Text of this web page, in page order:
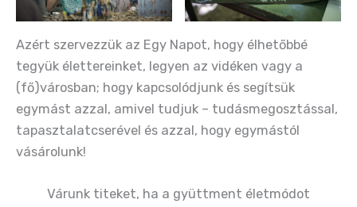
Azért szervezzük az Egy Napot, hogy élhetőbbé
tegyük élettereinket, legyen az vidéken vagy a
(fő)városban; hogy kapcsolódjunk és segítsük
egymást azzal, amivel tudjuk – tudásmegosztással,
tapasztalatcserével és azzal, hogy egymástól
vásárolunk!
Várunk titeket, ha a gyüttment életmódot